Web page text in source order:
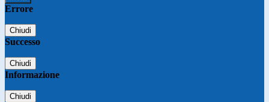
Errore
Chiudi
Successo
Chiudi
Informazione
Chiudi